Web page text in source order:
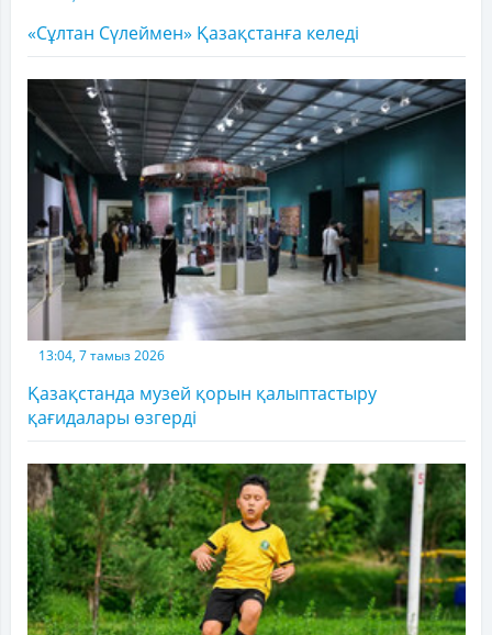
«Сұлтан Сүлеймен» Қазақстанға келеді
13:04, 7 тамыз 2026
Қазақстанда музей қорын қалыптастыру
қағидалары өзгерді